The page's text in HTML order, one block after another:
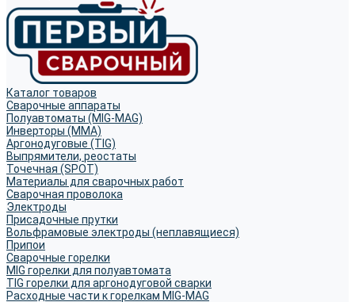
Каталог товаров
Сварочные аппараты
Полуавтоматы (MIG-MAG)
Инверторы (MMA)
Аргонодуговые (TIG)
Выпрямители, реостаты
Точечная (SPOT)
Материалы для сварочных работ
Сварочная проволока
Электроды
Присадочные прутки
Вольфрамовые электроды (неплавящиеся)
Припои
Сварочные горелки
MIG горелки для полуавтомата
TIG горелки для аргонодуговой сварки
Расходные части к горелкам MIG-MAG